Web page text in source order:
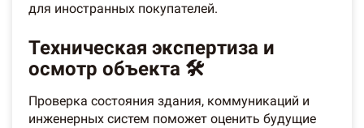
для иностранных покупателей.
Техническая экспертиза и
осмотр объекта 🛠️
Проверка состояния здания, коммуникаций и
инженерных систем поможет оценить будущие